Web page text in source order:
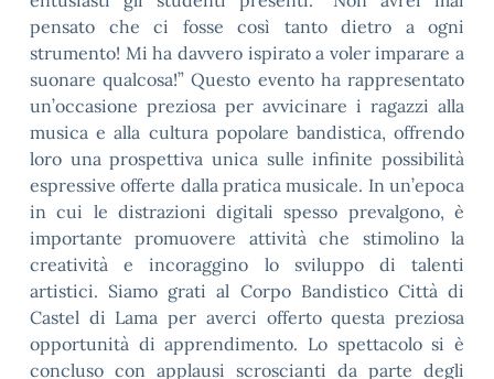
pensato che ci fosse così tanto dietro a ogni
strumento! Mi ha davvero ispirato a voler imparare a
suonare qualcosa!” Questo evento ha rappresentato
un’occasione preziosa per avvicinare i ragazzi alla
musica e alla cultura popolare bandistica, offrendo
loro una prospettiva unica sulle infinite possibilità
espressive offerte dalla pratica musicale. In un’epoca
in cui le distrazioni digitali spesso prevalgono, è
importante promuovere attività che stimolino la
creatività e incoraggino lo sviluppo di talenti
artistici. Siamo grati al Corpo Bandistico Città di
Castel di Lama per averci offerto questa preziosa
opportunità di apprendimento. Lo spettacolo si è
concluso con applausi scroscianti da parte degli